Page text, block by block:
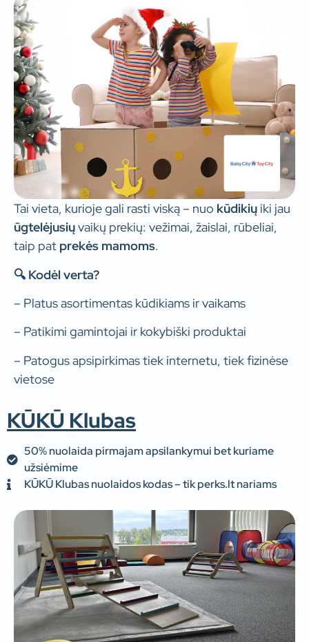
Tai vieta, kurioje gali rasti viską – nuo kūdikių iki jau
ūgtelėjusiųvaikų prekių: vežimai, žaislai, rūbeliai,
taip pat prekės mamoms.
🔍 Kodėl verta?
– Platus asortimentas kūdikiams ir vaikams
– Patikimi gamintojai ir kokybiški produktai
– Patogus apsipirkimas tiek internetu, tiek fizinėse
vietose
KŪKŪ Klubas
50% nuolaida pirmajam apsilankymui bet kuriame
užsiėmime
KŪKŪ Klubas nuolaidos kodas – tik perks.lt nariams